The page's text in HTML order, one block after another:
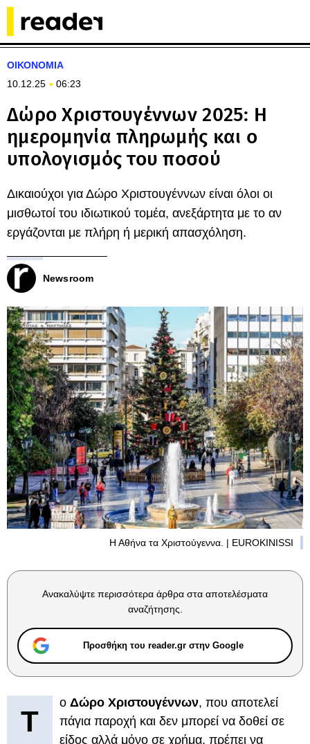
ΟΙΚΟΝΟΜΙΑ
10.12.25
06:23
Δώρο Χριστουγέννων 2025: Η
ημερομηνία πληρωμής και ο
υπολογισμός του ποσού
Δικαιούχοι για Δώρο Χριστουγέννων είναι όλοι οι
μισθωτοί του ιδιωτικού τομέα, ανεξάρτητα με το αν
εργάζονται με πλήρη ή μερική απασχόληση.
Newsroom
Η Αθήνα τα Χριστούγεννα. | EUROKINISSI
Ανακαλύψτε περισσότερα άρθρα στα αποτελέσματα
αναζήτησης.
Προσθήκη του reader.gr στην Google
Τ
ο Δώρο Χριστουγέννων, που αποτελεί
πάγια παροχή και δεν μπορεί να δοθεί σε
είδος αλλά μόνο σε χρήμα, πρέπει να